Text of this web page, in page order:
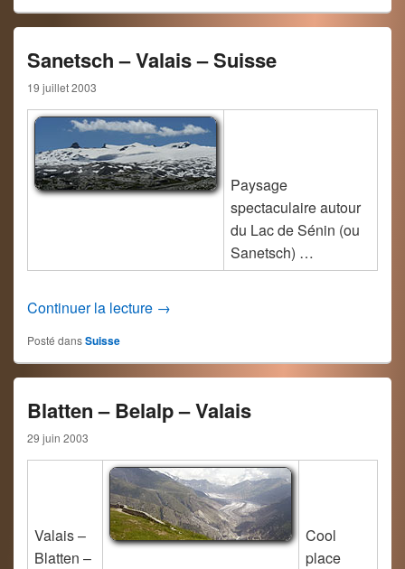
Sanetsch – Valais – Suisse
19 juillet 2003
Paysage
spectaculaire autour
du Lac de Sénin (ou
Sanetsch) …
Continuer la lecture Sanetsch – Valais – Suisse
→
Posté dansSuisse
Blatten – Belalp – Valais
29 juin 2003
Valais –
Blatten –
Cool
place